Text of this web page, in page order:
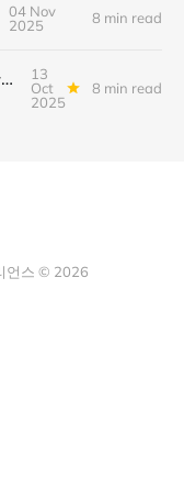
04 Nov
2025
8 min read
이제는 AI의 선택을 받아야 한다. 당신의 브랜드는 AI에게 '선택'받을 준비가 되셨습니까?
13
Oct
2025
8 min read
언스 © 2026